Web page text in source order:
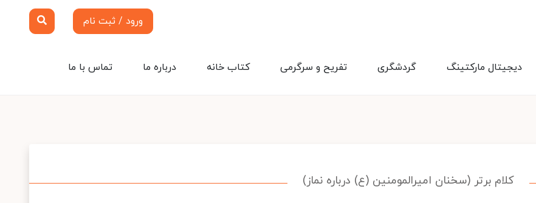
ورود / ثبت نام
تماس با ما درباره ما کتاب خانه تفریح و سرگرمی گردشگری دیجیتال مارکتینگ
کلام برتر (سخنان امیرالمومنین (ع) درباره نماز)